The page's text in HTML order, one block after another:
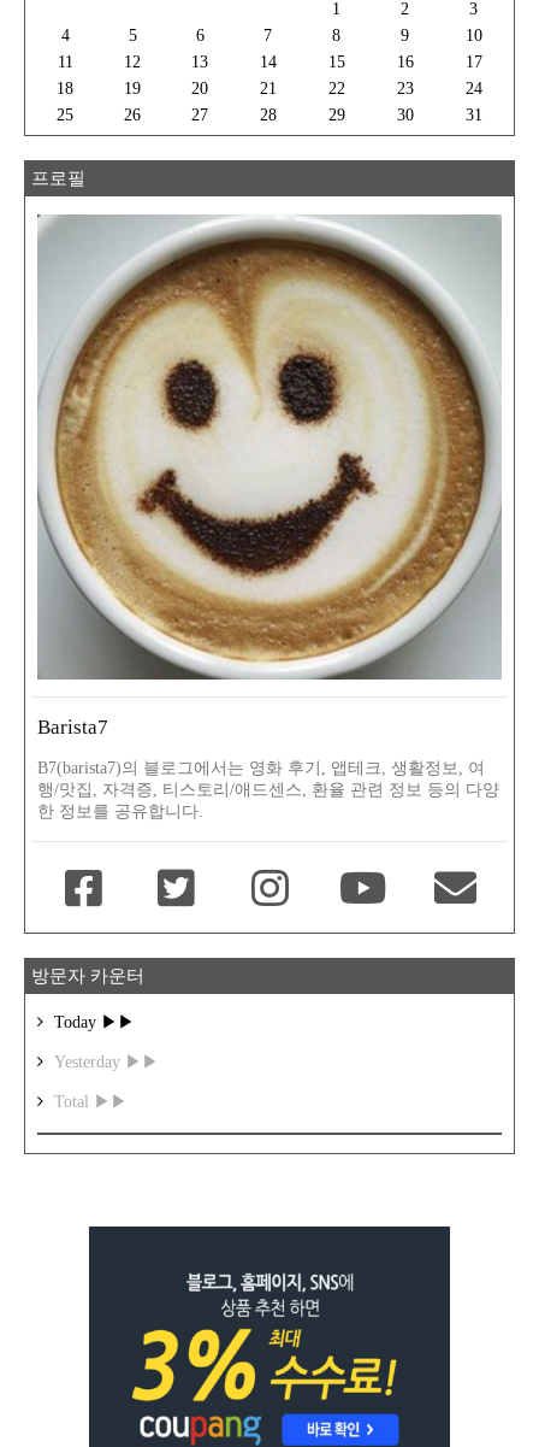
1 2
3
4
5 6 7 8 9
10
11
12 13 14 15 16
17
18
19 20 21 22 23
24
25
26 27 28 29 30 31
프로필
Barista7
B7(barista7)의 블로그에서는 영화 후기, 앱테크, 생활정보, 여
행/맛집, 자격증, 티스토리/애드센스, 환율 관련 정보 등의 다양
한 정보를 공유합니다.
방문자 카운터
Today ▶▶
Yesterday ▶▶
Total ▶▶